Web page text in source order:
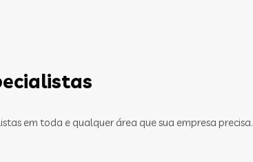
em toda e qualquer área que sua empresa precisa.